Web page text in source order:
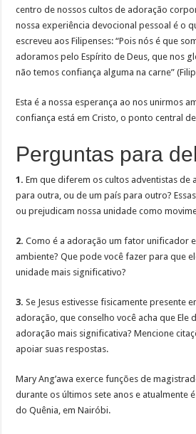
centro de nossos cultos de adoração
nossa experiência devocional pessoal é o
escreveu aos Filipenses: “Pois nós é que
adoramos pelo Espírito de Deus, que nos
não temos confiança alguma na carne”
Esta é a nossa esperança ao nos unirmos
confiança está em Cristo, o ponto central
Perguntas para
1. Em que diferem os cultos adventistas de
para outra, ou de um país para outro?
ou prejudicam nossa unidade como
2. Como é a adoração um fator unificador
ambiente? Que pode você fazer para que
unidade mais significativo?
3. Se Jesus estivesse fisicamente presente
adoração, que conselho você acha que Ele
adoração mais significativa? Mencione
apoiar suas respostas.
Mary Ang’awa exerce funções de
durante os últimos sete anos e atualmente
do Quênia, em Nairóbi.